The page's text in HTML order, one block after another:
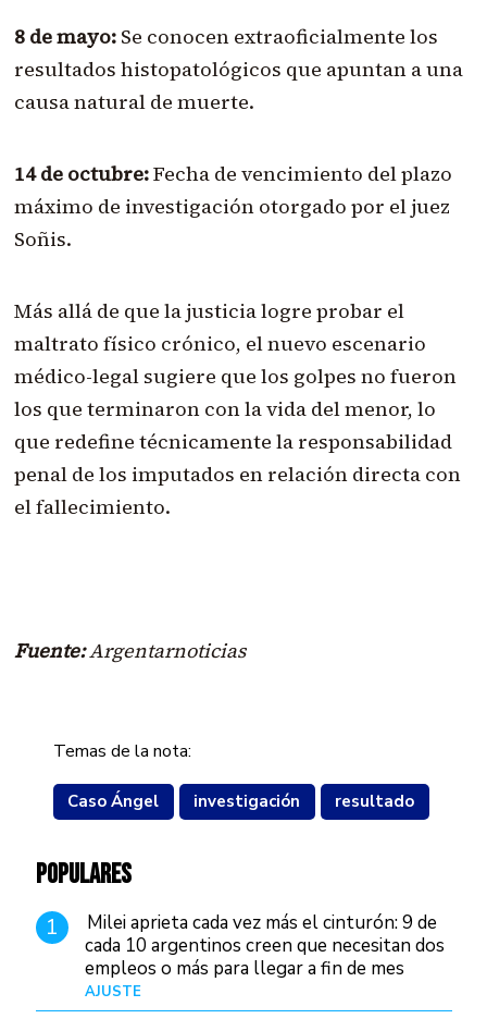
8 de mayo:Se conocen extraoficialmente los
resultados histopatológicos que apuntan a una
causa natural de muerte.
14 de octubre:Fecha de vencimiento del plazo
máximo de investigación otorgado por el juez
Soñis.
Más allá de que la justicia logre probar el
maltrato físico crónico, el nuevo escenario
médico-legal sugiere que los golpes no fueron
los que terminaron con la vida del menor, lo
que redefine técnicamente la responsabilidad
penal de los imputados en relación directa con
el fallecimiento.
Fuente:Argentarnoticias
Temas de la nota:
Caso Ángel investigación resultado
POPULARES
1
Milei aprieta cada vez más el cinturón: 9 de
cada 10 argentinos creen que necesitan dos
empleos o más para llegar a fin de mes
AJUSTE